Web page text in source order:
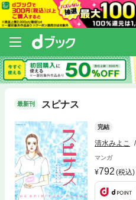
最新刊 スピナス
完結
清水みよこ
マンガ
792 (税込)